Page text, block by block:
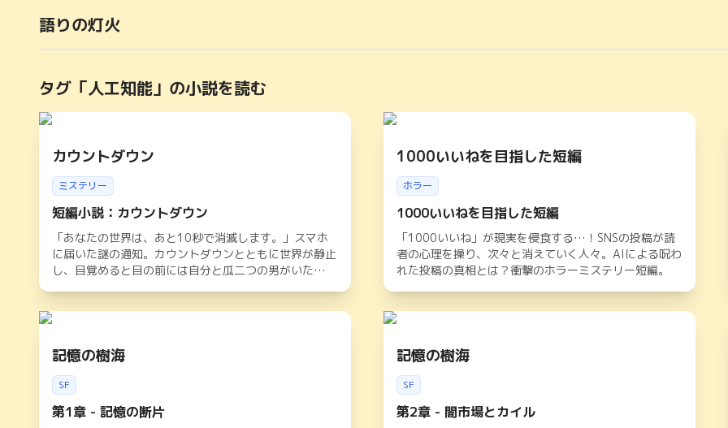
語りの灯火
タグ「人工知能」の小説を読む
カウントダウン
ミステリー
短編小説：カウントダウン
「あなたの世界は、あと10秒で消滅します。」スマホ
に届いた謎の通知。カウントダウンとともに世界が静止
し、目覚めると目の前には自分と瓜二つの男がいた
1000いいねを目指した短編
ホラー
1000いいねを目指した短編
「1000いいね」が現実を侵食する…！SNSの投稿が読
者の心理を操り、次々と消えていく人々。AIによる呪わ
れた投稿の真相とは？衝撃のホラーミステリー短編。
記憶の樹海
SF
第1章 - 記憶の断片
記憶の樹海
SF
第2章 - 闇市場とカイル